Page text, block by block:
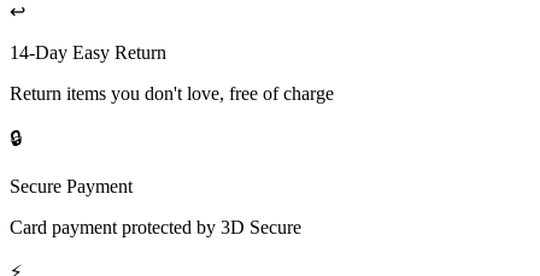
↩️
14-Day Easy Return
Return items you don't love, free of charge
🔒
Secure Payment
Card payment protected by 3D Secure